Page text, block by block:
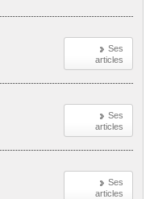
Ses
articles
Ses
articles
Ses
articles